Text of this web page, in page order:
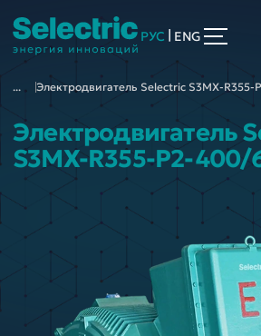
РУС ENG
... Электродвигатель Selectric S3MX-
Электродвигатель
S3MX-R355-P2-400/